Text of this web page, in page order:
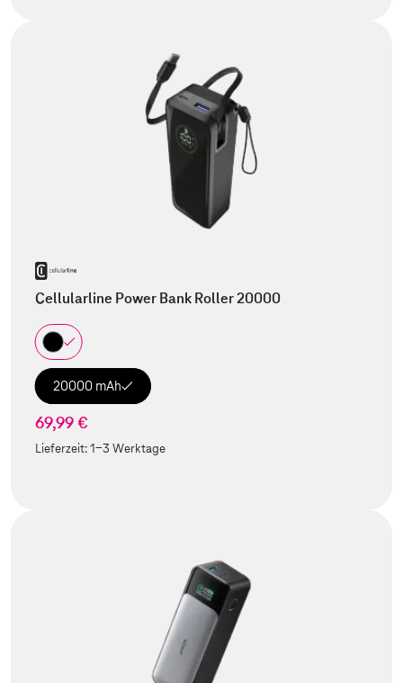
Cellularline Power Bank Roller 20000
20000 mAh
69,99 €
Lieferzeit:1-3 Werktage